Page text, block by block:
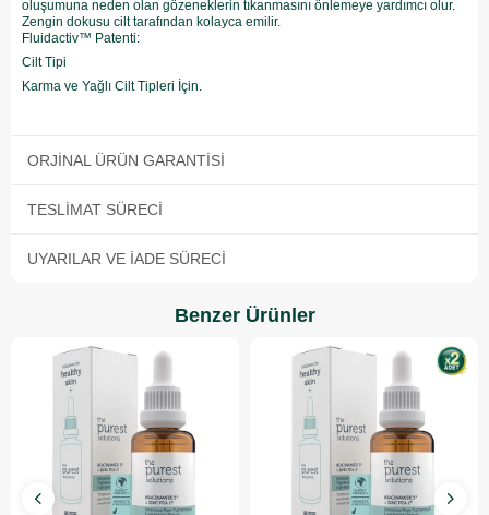
oluşumuna neden olan gözeneklerin tıkanmasını önlemeye yardımcı olur.
Zengin dokusu cilt tarafından kolayca emilir.
Fluidactiv™ Patenti:
Cilt Tipi
Karma ve Yağlı Cilt Tipleri İçin.
ORJINAL ÜRÜN GARANTISI
TESLIMAT SÜRECI
UYARILAR VE İADE SÜRECI
Benzer Ürünler